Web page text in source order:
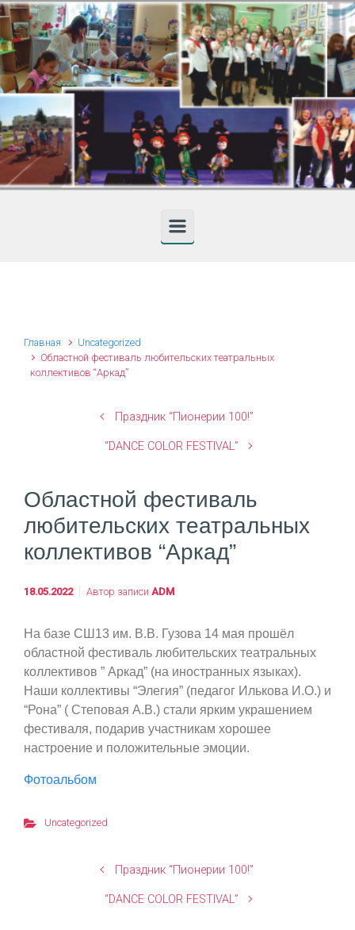
Skip to main content
Главная
Uncategorized
Областной фестиваль любительских театральных
коллективов “Аркад”
Праздник “Пионерии 100!”
“DANCE COLOR FESTIVAL”
Областной фестиваль
любительских театральных
коллективов “Аркад”
18.05.2022 Автор записи ADM
На базе СШ13 им. В.В. Гузова 14 мая прошёл
областной фестиваль любительских театральных
коллективов ” Аркад” (на иностранных языках).
Наши коллективы “Элегия” (педагог Илькова И.О.) и
“Рона” ( Степовая А.В.) стали ярким украшением
фестиваля, подарив участникам хорошее
настроение и положительные эмоции.
Фотоальбом
Uncategorized
Праздник “Пионерии 100!”
“DANCE COLOR FESTIVAL”